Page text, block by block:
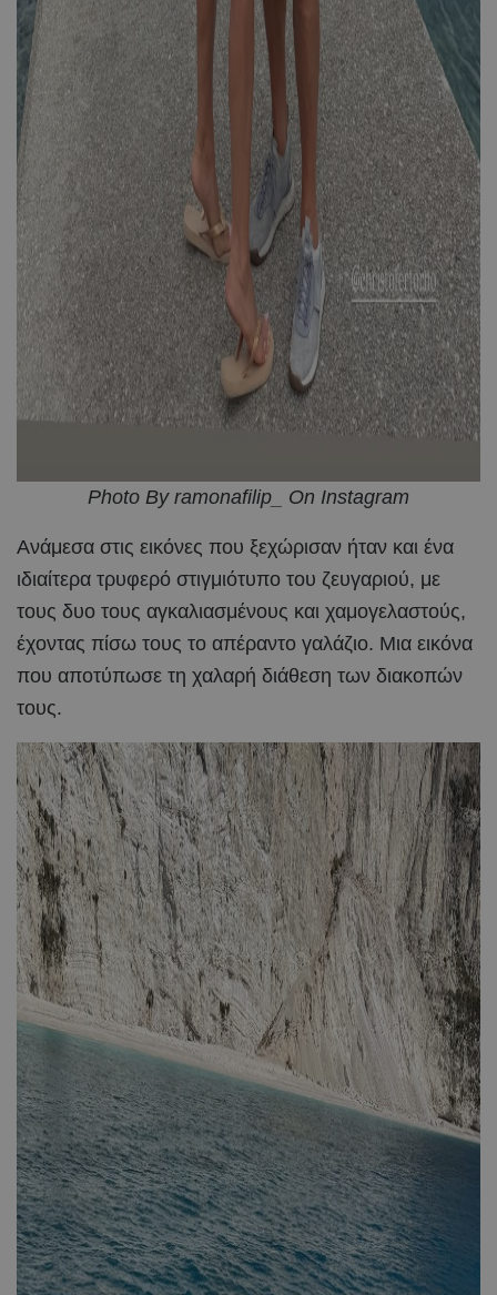
Photo By ramonafilip_ On Instagram
Ανάμεσα στις εικόνες που ξεχώρισαν ήταν και ένα
ιδιαίτερα τρυφερό στιγμιότυπο του ζευγαριού, με
τους δυο τους αγκαλιασμένους και χαμογελαστούς,
έχοντας πίσω τους το απέραντο γαλάζιο. Μια εικόνα
που αποτύπωσε τη χαλαρή διάθεση των διακοπών
τους.